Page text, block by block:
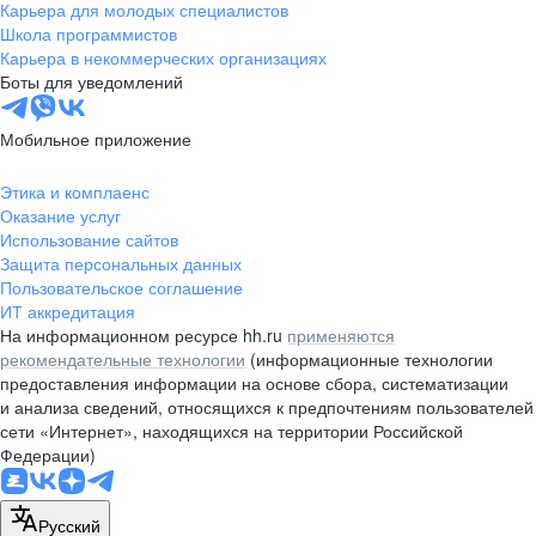
Карьера для молодых специалистов
Школа программистов
Карьера в некоммерческих организациях
Боты для уведомлений
Мобильное приложение
Этика и комплаенс
Оказание услуг
Использование сайтов
Защита персональных данных
Пользовательское соглашение
ИТ аккредитация
На информационном ресурсе hh.ru применяются
рекомендательные технологии (информационные технологии
предоставления информации на основе сбора, систематизации
и анализа сведений, относящихся к предпочтениям пользователей
сети «Интернет», находящихся на территории Российской
Федерации)
Русский